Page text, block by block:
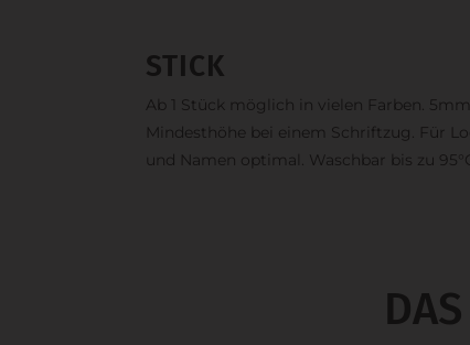
STICK
Ab 1 Stück möglich in vielen Farben.
Mindesthöhe bei einem Schriftzug. Für
und Namen optimal. Waschbar bis zu